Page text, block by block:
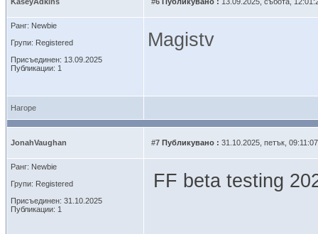
Ранг: Newbie
Групи: Registered
Присъединен: 13.09.2025
Публикации: 1
Magistv
Нагоре
JonahVaughan #7 Публикувано : 31.10.2025, петък, 09:11:07
Ранг: Newbie
Групи: Registered
Присъединен: 31.10.2025
Публикации: 1
FF beta testing